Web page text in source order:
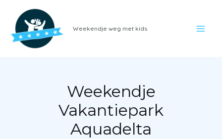
naar
de
inhoud
Weekendje weg met kids
Weekendje
Vakantiepark
Aquadelta